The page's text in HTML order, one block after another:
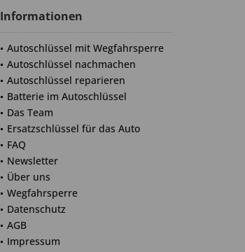
Informationen
Autoschlüssel mit Wegfahrsperre
Autoschlüssel nachmachen
Autoschlüssel reparieren
Batterie im Autoschlüssel
Das Team
Ersatzschlüssel für das Auto
FAQ
Newsletter
Über uns
Wegfahrsperre
Datenschutz
AGB
Impressum